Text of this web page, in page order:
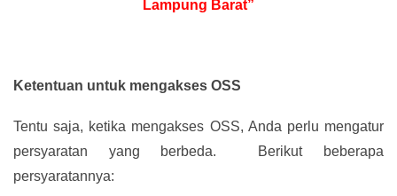
Lampung Barat”
Ketentuan untuk mengakses OSS
Tentu saja, ketika mengakses OSS, Anda perlu mengatur
persyaratan yang berbeda. Berikut beberapa
persyaratannya: